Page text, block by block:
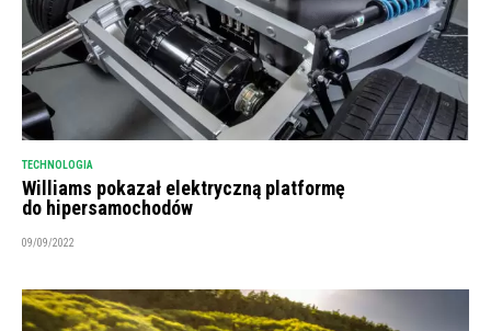
TECHNOLOGIA
Williams pokazał elektryczną platformę
do hipersamochodów
09/09/2022